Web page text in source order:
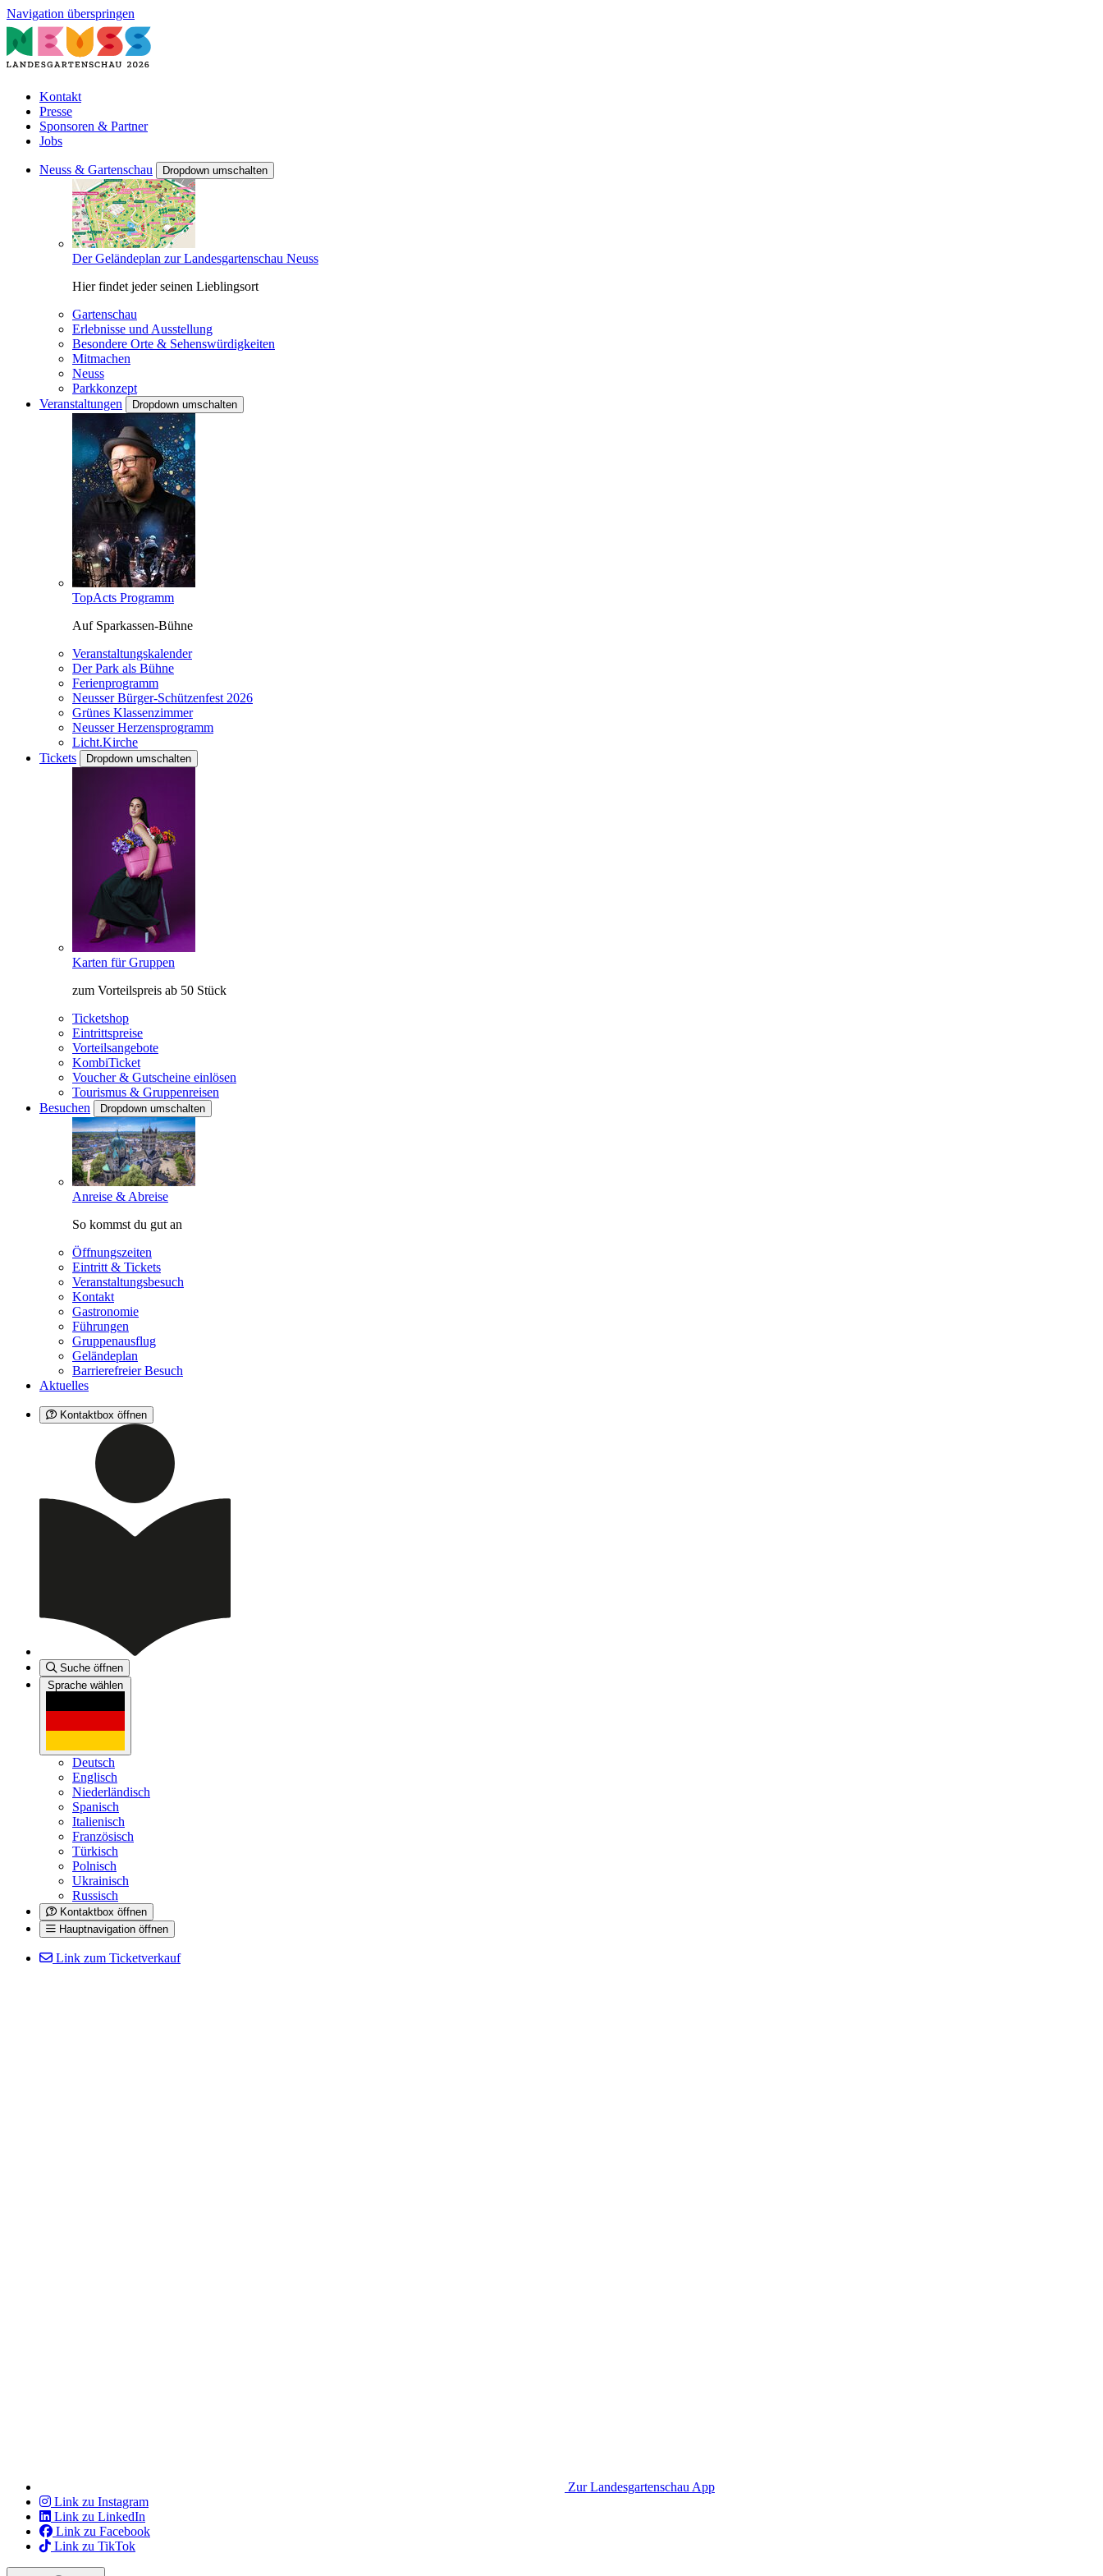
Navigation überspringen
Kontakt
Presse
Sponsoren & Partner
Jobs
Neuss & Gartenschau Dropdown umschalten
Der Geländeplan zur Landesgartenschau Neuss
Hier findet jeder seinen Lieblingsort
Gartenschau
Erlebnisse und Ausstellung
Besondere Orte & Sehenswürdigkeiten
Mitmachen
Neuss
Parkkonzept
Veranstaltungen
Dropdown umschalten
TopActs Programm
Auf Sparkassen-Bühne
Veranstaltungskalender
Der Park als Bühne
Ferienprogramm
Neusser Bürger-Schützenfest 2026
Grünes Klassenzimmer
Neusser Herzensprogramm
Licht.Kirche
Tickets
Dropdown umschalten
Karten für Gruppen
zum Vorteilspreis ab 50 Stück
Ticketshop
Eintrittspreise
Vorteilsangebote
KombiTicket
Voucher & Gutscheine einlösen
Tourismus & Gruppenreisen
Besuchen
Dropdown umschalten
Anreise & Abreise
So kommst du gut an
Öffnungszeiten
Eintritt & Tickets
Veranstaltungsbesuch
Kontakt
Gastronomie
Führungen
Gruppenausflug
Geländeplan
Barrierefreier Besuch
Aktuelles
Kontaktbox öffnen
Suche öffnen
Sprache wählen
Deutsch
Englisch
Niederländisch
Spanisch
Italienisch
Französisch
Türkisch
Polnisch
Ukrainisch
Russisch
Kontaktbox öffnen
Hauptnavigation öffnen
Link zum Ticketverkauf
Zur Landesgartenschau App
Link zu Instagram
Link zu LinkedIn
Link zu Facebook
Link zu TikTok